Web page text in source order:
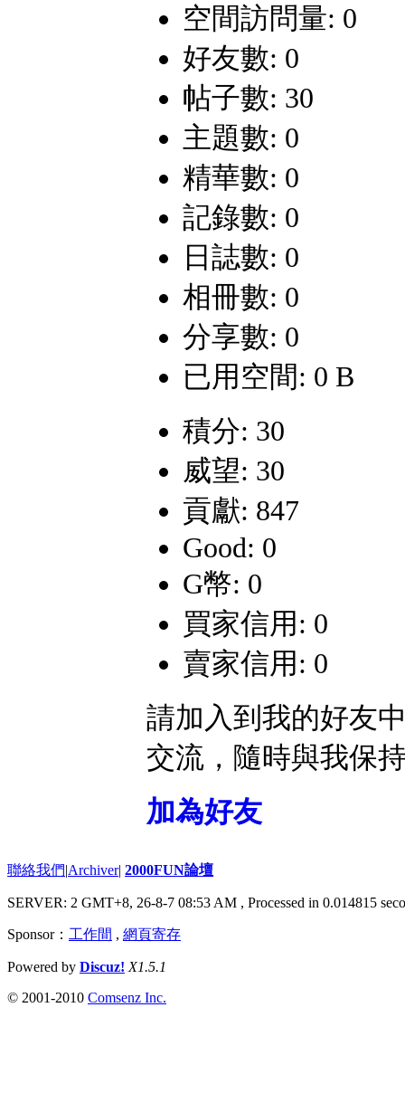
空間訪問量: 0
好友數: 0
帖子數: 30
主題數: 0
精華數: 0
記錄數: 0
日誌數: 0
相冊數: 0
分享數: 0
已用空間: 0 B
積分: 30
威望: 30
貢獻: 847
Good: 0
G幣: 0
買家信用: 0
賣家信用: 0
請加入到我的好友
交流，隨時與我保
加為好友
聯絡我們|Archiver| 2000FUN論壇
SERVER: 2 GMT+8, 26-8-7 08:53 AM , Processed in 0.014815
Sponsor： 工作間 , 網頁寄存
Powered by Discuz! X1.5.1
© 2001-2010 Comsenz Inc.